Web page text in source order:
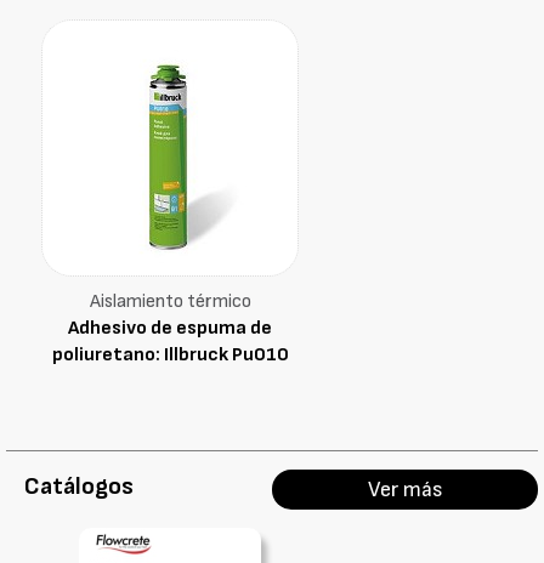
Aislamiento térmico
Adhesivo de espuma de
poliuretano: Illbruck Pu010
Catálogos Ver más